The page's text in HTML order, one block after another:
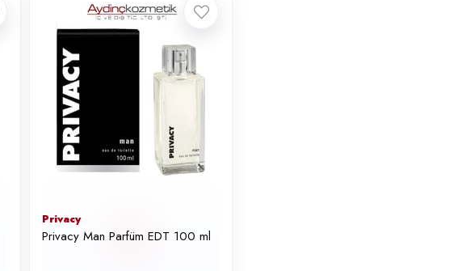
Privacy
Privacy Man Parfüm EDT 100 ml